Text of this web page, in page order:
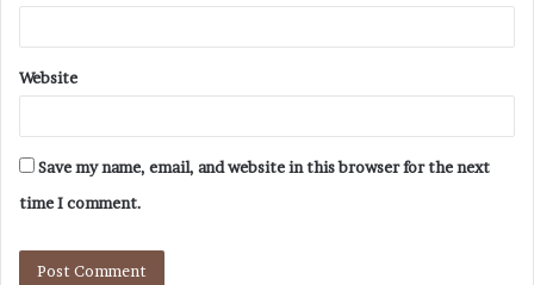
Website
Save my name, email, and website in this browser for the next
time I comment.